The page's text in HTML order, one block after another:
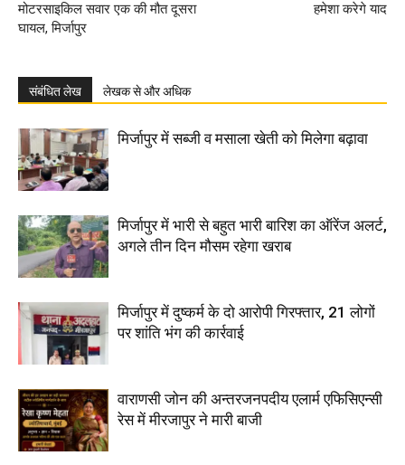
मोटरसाइकिल सवार एक की मौत दूसरा
घायल, मिर्जापुर
हमेशा करेगे याद
संबंधित लेख लेखक से और अधिक
मिर्जापुर में सब्जी व मसाला खेती को मिलेगा बढ़ावा
मिर्जापुर में भारी से बहुत भारी बारिश का ऑरेंज अलर्ट,
अगले तीन दिन मौसम रहेगा खराब
मिर्जापुर में दुष्कर्म के दो आरोपी गिरफ्तार, 21 लोगों
पर शांति भंग की कार्रवाई
वाराणसी जोन की अन्तरजनपदीय एलार्म एफिसिएन्सी
रेस में मीरजापुर ने मारी बाजी